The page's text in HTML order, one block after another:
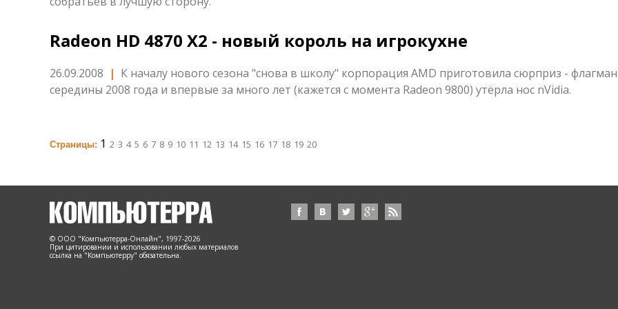
Radeon HD 4870 X2 - новый король на игрокухне
26.09.2008 | К началу нового сезона "снова в школу" корпорация AMD приготовила сюрприз -
середины 2008 года и впервые за много лет (кажется с момента Radeon 9800) утёрла нос nVidia.
Страницы: 1 2 3 4 5 6 7 8 9 10 11 12 13 14 15 16 17 18 19 20
© ООО "Компьютерра-Онлайн", 1997-2026
При цитировании и использовании любых материалов
ссылка на "Компьютерру" обязательна.